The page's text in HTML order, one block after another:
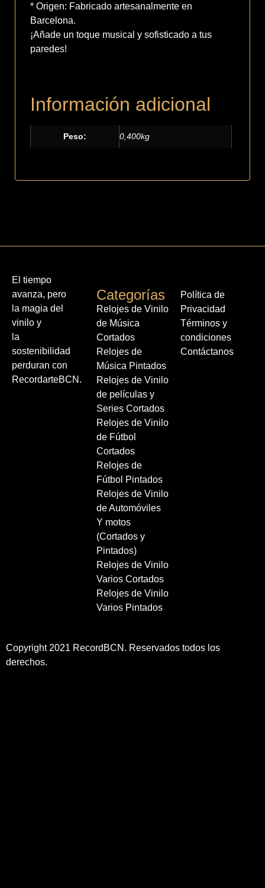
* Origen: Fabricado artesanalmente en
Barcelona.
¡Añade un toque musical y sofisticado a tus
paredes!
Información adicional
Peso: 0,400kg
El tiempo
avanza, pero
la magia del
vinilo y
la
sostenibilidad
perduran con
RecordarteBCN.
Categorías
Relojes de Vinilo
de Música
Cortados
Relojes de
Música Pintados
Relojes de Vinilo
de películas y
Series Cortados
Relojes de Vinilo
de Fútbol
Cortados
Relojes de
Fútbol Pintados
Relojes de Vinilo
de Automóviles
Y motos
(Cortados y
Pintados)
Relojes de Vinilo
Varios Cortados
Relojes de Vinilo
Varios Pintados
Política de
Privacidad
Términos y
condiciones
Contáctanos
Copyright 2021 RecordBCN. Reservados todos los
derechos.